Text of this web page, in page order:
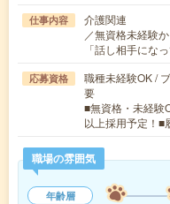
仕事内容
介護関連
／無資格未経験
「話し相手にな
応募資格
職種未経験OK /
要
■無資格・未経験
以上採用予定！
職場の雰囲気
年齢層